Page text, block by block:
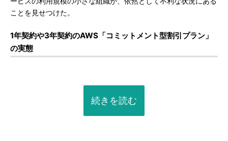
ことを見せつけた。
1年契約や3年契約のAWS「コミットメント型割引プラン」
の実態
続きを読む